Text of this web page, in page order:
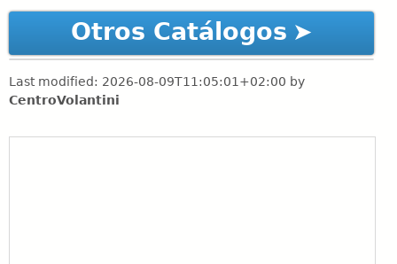
Otros Catálogos
Last modified: 2026-08-09T11:05:01+02:00 by
CentroVolantini